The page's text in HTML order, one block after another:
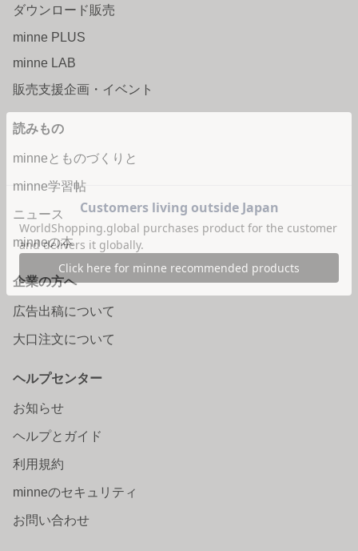
ダウンロード販売
minne PLUS
minne LAB
販売支援企画・イベント
読みもの
minneとものづくりと
minne学習帖
ニュース
minneの本
企業の方へ
広告出稿について
大口注文について
ヘルプセンター
お知らせ
ヘルプとガイド
利用規約
minneのセキュリティ
お問い合わせ